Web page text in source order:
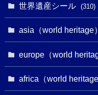
世界遺産シール (310)
asia（world heritage
europe（world
africa（world heritage